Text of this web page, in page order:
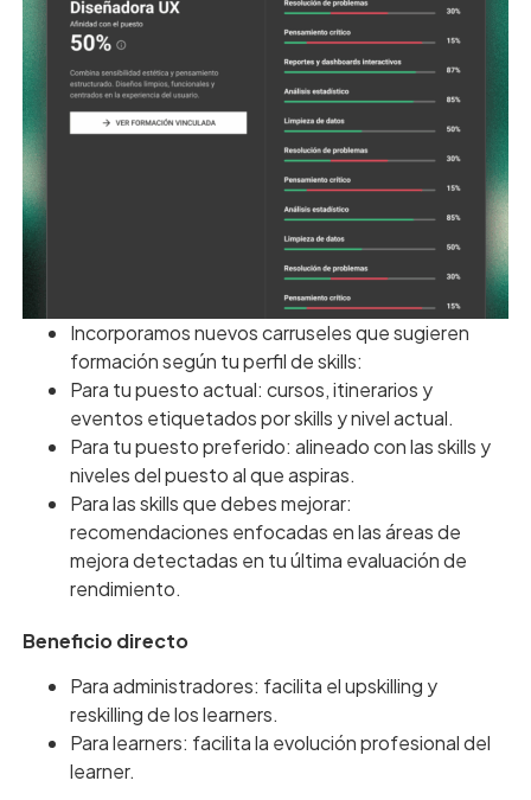
Incorporamos nuevos carruseles que sugieren
formación según tu perfil de skills:
Para tu puesto actual: cursos, itinerarios y
eventos etiquetados por skills y nivel actual.
Para tu puesto preferido: alineado con las skills y
niveles del puesto al que aspiras.
Para las skills que debes mejorar:
recomendaciones enfocadas en las áreas de
mejora detectadas en tu última evaluación de
rendimiento.
Beneficio directo
Para administradores: facilita el upskilling y
reskilling de los learners.
Para learners: facilita la evolución profesional del
learner.